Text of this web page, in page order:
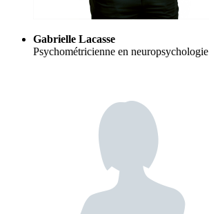
Gabrielle Lacasse
Psychométricienne en neuropsychologie